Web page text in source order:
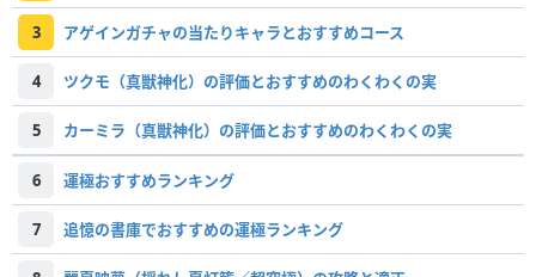
3 アゲインガチャの当たりキャラとおすすめコース
4 ツクモ（真獣神化）の評価とおすすめのわくわくの実
5 カーミラ（真獣神化）の評価とおすすめのわくわくの実
6 運極おすすめランキング
7 追憶の書庫でおすすめの運極ランキング